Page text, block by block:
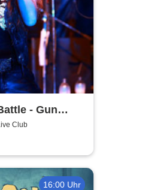
- Gun
+ 1
Club
16:00 Uhr